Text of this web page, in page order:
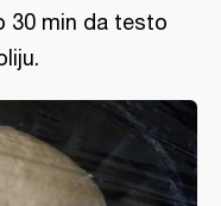
30 min da testo